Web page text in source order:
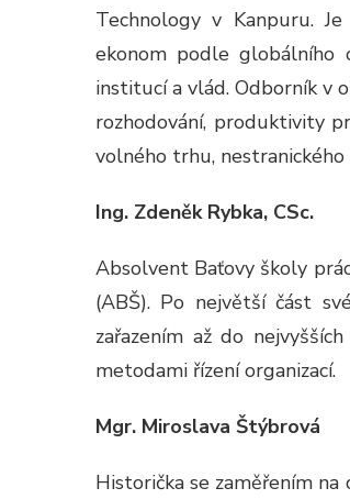
Technology v Kanpuru.
ekonom podle globálního
institucí a vlád. Odborník v
rozhodování, produktivity
volného trhu,
Ing. Zdeněk Rybka, CSc.
Absolvent Baťovy školy
(ABŠ). Po největší část
zařazením až do
metodami řízení organizací.
Mgr. Miroslava Štýbrová
Historička se zaměřením